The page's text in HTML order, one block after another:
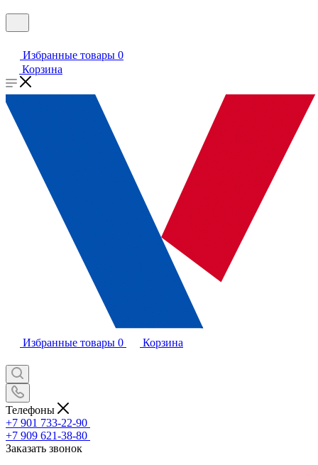
Избранные товары 0
Корзина
Избранные товары 0 Корзина
Телефоны
+7 901 733-22-90
+7 909 621-38-80
Заказать звонок